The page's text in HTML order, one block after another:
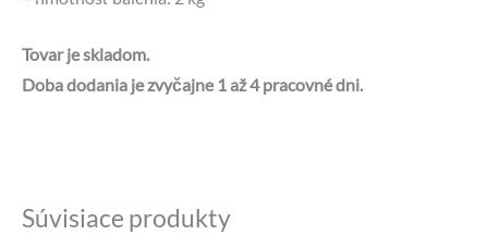
Tovar je skladom.
Doba dodania je zvyčajne 1 až 4 pracovné dni.
Súvisiace produkty